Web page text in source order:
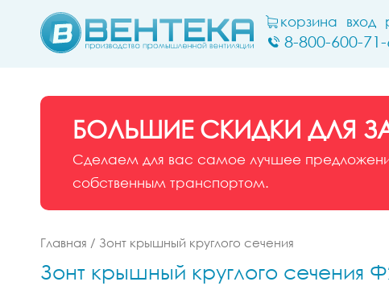
корзина вход
8-800-600-
БОЛЬШИЕ СКИДКИ ДЛЯ
Сделаем для вас самое лучшее
собственным транспортом.
Главная / Зонт крышный круглого сечения
Зонт крышный круглого сечения